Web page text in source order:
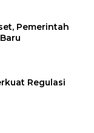
Pemerintah
Regulasi